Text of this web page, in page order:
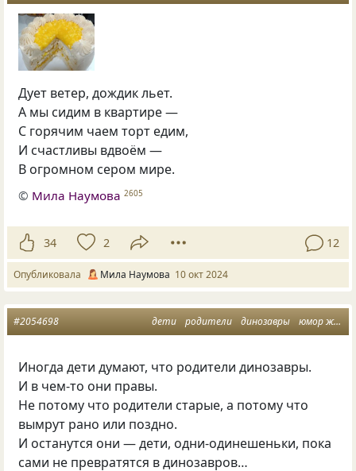
Дует ветер, дождик льет.
А мы сидим в квартире —
С горячим чаем торт едим,
И счастливы вдвоём —
В огромном сером мире.
© Мила Наумова 2605
34 2 12
Опубликовала Мила Наумова 10 окт 2024
дети родители динозавры юмор жизни
#2054698
Иногда дети думают, что родители динозавры.
И в чем-то они правы.
Не потому что родители старые, а потому что
вымрут рано или поздно.
И останутся они — дети, одни-одинешеньки, пока
сами не превратятся в динозавров…